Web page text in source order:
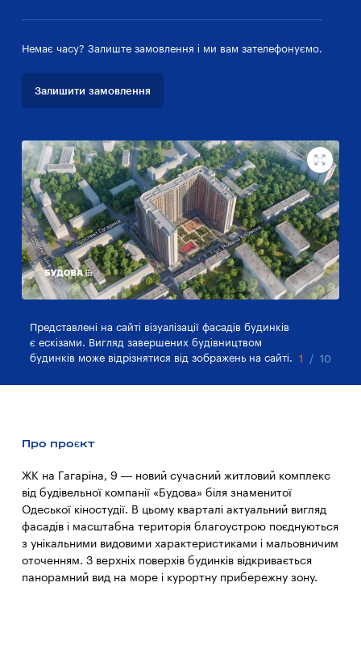
Немає часу? Залиште замовлення і ми вам зателефонуємо.
Залишити замовлення
Представлені на сайті візуалізації фасадів будинків
є ескізами. Вигляд завершених будівництвом
будинків може відрізнятися від зображень на сайті.
1 / 10
Про проєкт
ЖК на Гагаріна, 9 — новий сучасний житловий комплекс
від будівельної компанії «Будова» біля знаменитої
Одеської кіностудії. В цьому кварталі актуальний вигляд
фасадів і масштабна територія благоустрою поєднуються
з унікальними видовими характеристиками і мальовничим
оточенням. З верхніх поверхів будинків відкривається
панорамний вид на море і курортну прибережну зону.